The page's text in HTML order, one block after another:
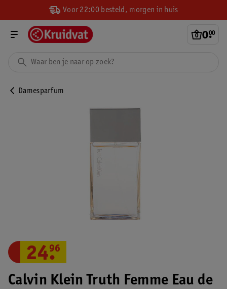
Voor 22:00 besteld, morgen in huis
0.
00
Damesparfum
Calvin Klein Truth Femme Eau de
24.
96